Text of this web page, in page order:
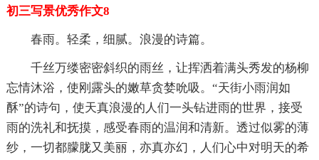
初三写景优秀作文8
春雨。轻柔，细腻。浪漫的诗篇。
千丝万缕密密斜织的雨丝，让挥洒着满头秀发的杨柳
忘情沐浴，使刚露头的嫩草贪婪吮吸。“天街小雨润如
酥”的诗句，使天真浪漫的人们一头钻进雨的世界，接受
雨的洗礼和抚摸，感受春雨的温润和清新。透过似雾的薄
纱，一切都朦胧又美丽，亦真亦幻，人们心中对明天的希